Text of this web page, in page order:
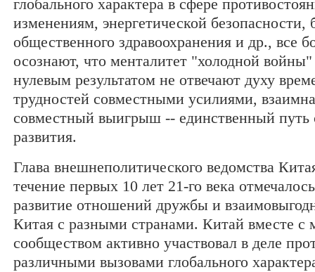
глобального характера в сфере
изменениям, энергетической безопасности,
общественного здравоохранения и др., все
осознают, что менталитет "холодной
нулевым результатом не отвечают духу
трудностей совместными усилиями,
совместный выигрыш -- единственный путь
развития.
Глава внешнеполитического ведомства
течение первых 10 лет 21-го века
развитие отношений дружбы и
Китая с разными странами. Китай вместе с
сообществом активно участвовал в деле
различными вызовами глобального